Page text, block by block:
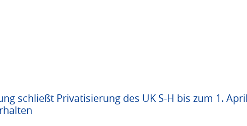
schließt Privatisierung des UK S-H bis zum 1.